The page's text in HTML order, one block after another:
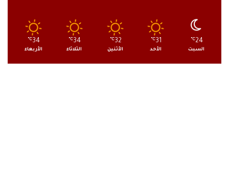
24
℃
السبت
31
℃
الأحد
32
℃
الأثنين
34
℃
الثلاثاء
34
℃
الأربعاء